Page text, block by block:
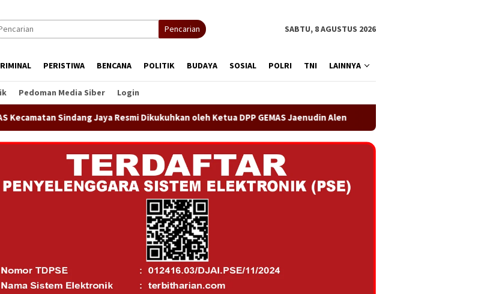
Pencarian SABTU, 8 AGUSTUS 2026
PERISTIWA BENCANA POLITIK BUDAYA SOSIAL POLRI TNI LAINNYA
Pedoman Media Siber Login
Dikukuhkan oleh Ketua DPP GEMAS Jaenudin Alen OA PHIGMA Siap Bersinergi dengan Pemerintah